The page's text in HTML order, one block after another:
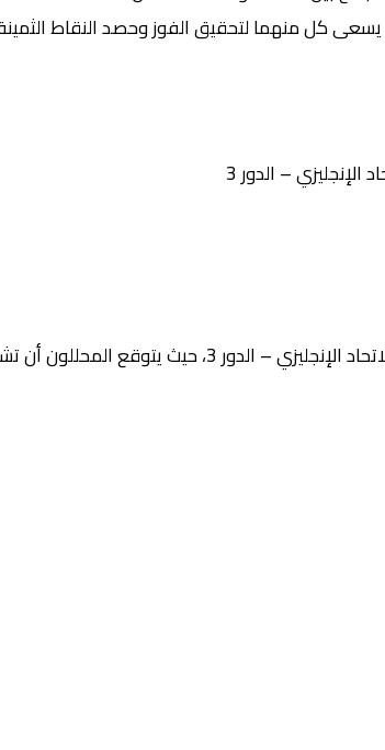
يسعى كل منهما لتحقيق الفوز وحصد النقاط
– الدور 3
المحللون أن تشهد المباراة: